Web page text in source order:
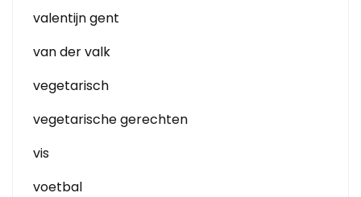
valentijn gent
van der valk
vegetarisch
vegetarische gerechten
vis
voetbal